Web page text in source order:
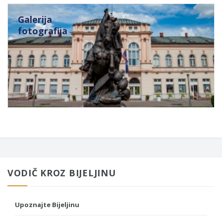
Galerija
fotografija
VODIČ KROZ BIJELJINU
Upoznajte Bijeljinu